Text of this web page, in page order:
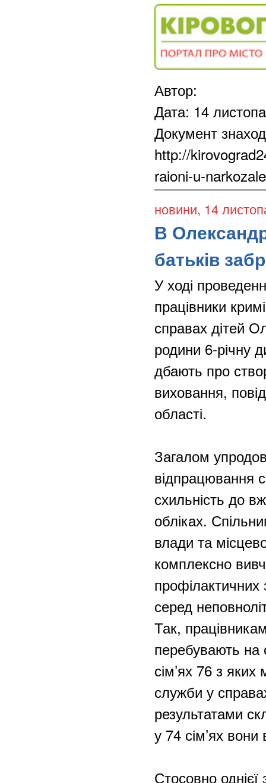
Автор:
Дата: 14
Документ
http://
raioni-u-
новини, 14
В
батьків
У ході
працівники
справах дітей
родини 6-річну
дбають про
виховання,
області.
Загалом
відпрацювання
схильність до
обліках.
влади та
комплексно
профілактичних
серед
Так,
перебувають на
сім’ях 76 з
служби у
результатами
у 74 сім’ях
Стосовно